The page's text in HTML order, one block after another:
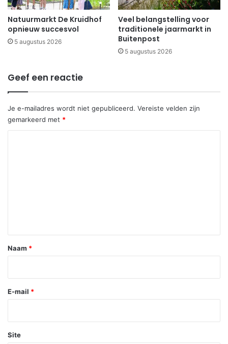
Natuurmarkt De Kruidhof
opnieuw succesvol
5 augustus 2026
Veel belangstelling voor
traditionele jaarmarkt in
Buitenpost
5 augustus 2026
Geef een reactie
Je e-mailadres wordt niet gepubliceerd. Vereiste velden zijn
gemarkeerd met *
*
Naam *
E-mail *
Site